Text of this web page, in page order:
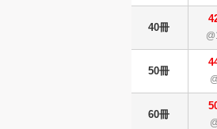
40冊
50冊
60冊